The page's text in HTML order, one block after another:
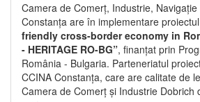
Camera de Comerț, Industrie,
Constanța are în implementare proiectul
friendly cross-border economy in
- HERITAGE RO-BG”, finanțat prin
România - Bulgaria. Parteneriatul
CCINA Constanța, care are calitate de
Camera de Comerț și Industrie Dobrich